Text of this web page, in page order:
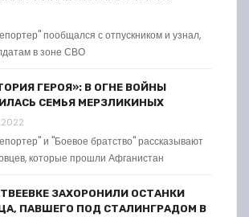
пообщался с отпускником и узнал,
в зоне СВО
ГЕРОЯ»: В ОГНЕ ВОЙНЫ
СЕМЬЯ МЕРЗЛИКИНЫХ
и "Боевое братство" рассказывают
которые прошли Афганистан
ЗАХОРОНИЛИ ОСТАНКИ
ПАВШЕГО ПОД СТАЛИНГРАДОМ В